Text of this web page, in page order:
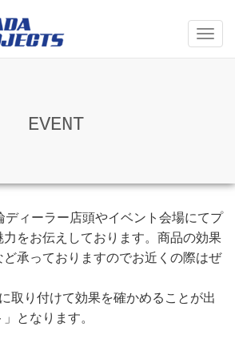
メ
ニ
EVENT
ディーラー店頭やイベント会場にてプ
をお伝えしております。商品の効果
承っておりますのでお近くの際はぜ
取り付けて効果を確かめることが出
となります。